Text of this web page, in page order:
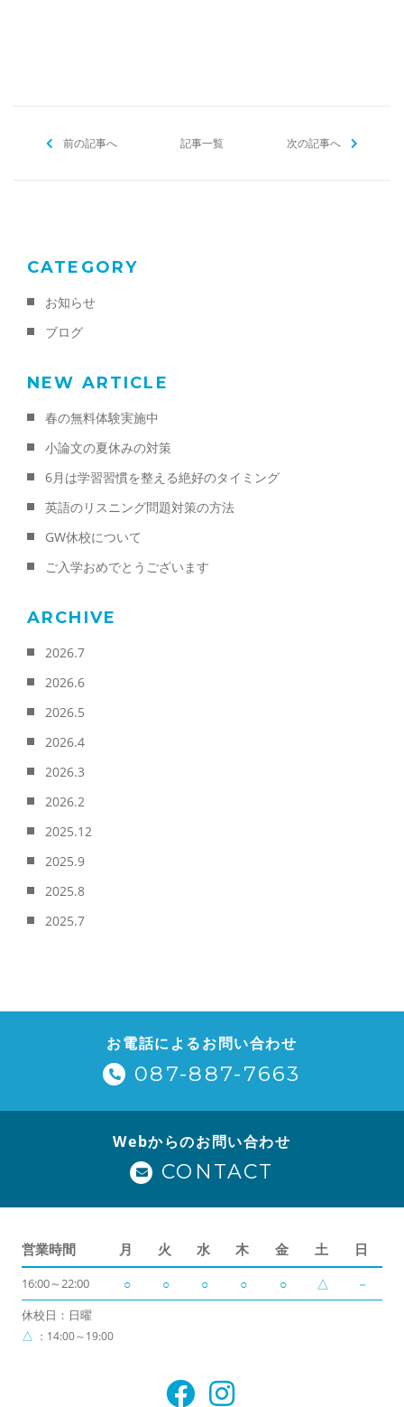
前の記事へ 記事一覧 次の記事へ
CATEGORY
お知らせ
ブログ
NEW ARTICLE
春の無料体験実施中
小論文の夏休みの対策
6月は学習習慣を整える絶好のタイミング
英語のリスニング問題対策の方法
GW休校について
ご入学おめでとうございます
ARCHIVE
2026.7
2026.6
2026.5
2026.4
2026.3
2026.2
2025.12
2025.9
2025.8
2025.7
お電話によるお問い合わせ
087-887-7663
Webからのお問い合わせ
CONTACT
営業時間 月 火 水 木 金 土 日
16:00～22:00 ○ ○ ○ ○ ○ △ －
休校日：日曜
△ ：14:00～19:00